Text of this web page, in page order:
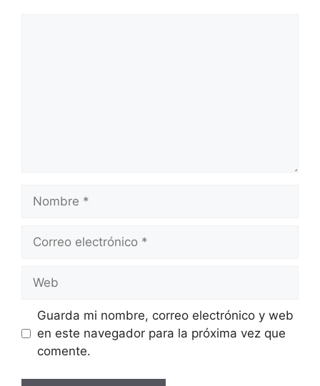
Nombre
Correo
Web
Guarda mi nombre, correo electrónico y web
en este navegador para la próxima vez que
comente.